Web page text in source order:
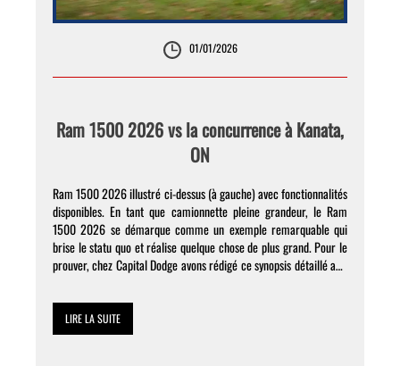
01/01/2026
Ram 1500 2026 vs la concurrence à Kanata,
ON
Ram 1500 2026 illustré ci-dessus (à gauche) avec fonctionnalités
disponibles. En tant que camionnette pleine grandeur, le Ram
1500 2026 se démarque comme un exemple remarquable qui
brise le statu quo et réalise quelque chose de plus grand. Pour le
prouver, chez Capital Dodge avons rédigé ce synopsis détaillé afin
LIRE LA SUITE